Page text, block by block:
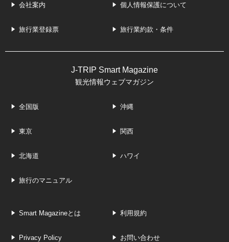
会社案内 個人情報保護について
旅行業登録票 旅行業約款・条件
J-TRIP Smart Magazine
観光情報ウェブマガジン
全国版 沖縄
東京 関西
北海道 ハワイ
旅行のマニュアル
Smart Magazineとは 利用規約
Privacy Policy お問い合わせ